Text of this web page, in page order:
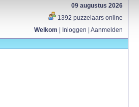
09 augustus 2026
1392 puzzelaars online
Welkom
Inloggen Aanmelden